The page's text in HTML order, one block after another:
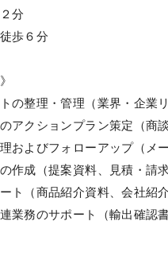
分
歩６分
の整理・管理（業界・企業
アクションプラン策定（商
およびフォローアップ（メ
作成（提案資料、見積・請求
ト（商品紹介資料、会社紹
業務のサポート（輸出確認